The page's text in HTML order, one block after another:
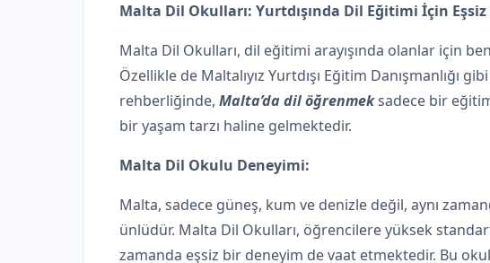
Malta Dil Okulları: Yurtdışında Dil Eğitimi İçin
Malta Dil Okulları, dil eğitimi arayışında olanlar için
Özellikle de Maltalıyız Yurtdışı Eğitim Danışmanlığı
rehberliğinde, Malta’da dil öğrenmeksadece bir
bir yaşam tarzı haline gelmektedir.
Malta Dil Okulu Deneyimi:
Malta, sadece güneş, kum ve denizle değil, aynı
ünlüdür. Malta Dil Okulları, öğrencilere yüksek
zamanda eşsiz bir deneyim de vaat etmektedir. Bu